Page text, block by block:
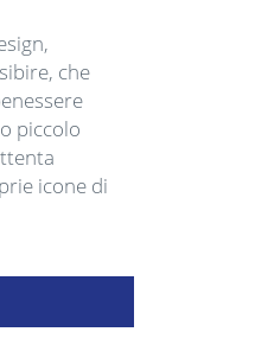
che
piccolo
icone di